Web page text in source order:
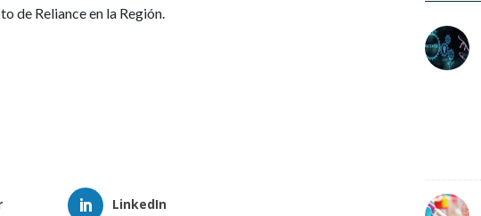
de Reliance en la Región
LinkedIn